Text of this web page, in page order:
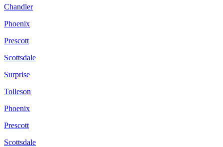
Chandler
Phoenix
Prescott
Scottsdale
Surprise
Tolleson
Phoenix
Prescott
Scottsdale